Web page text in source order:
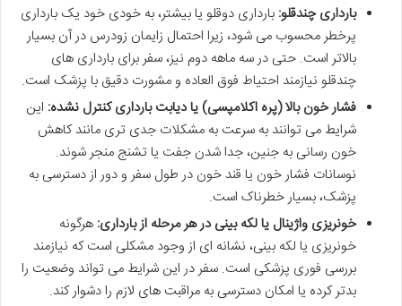
بارداری چندقلو: بارداری دوقلو یا بیشتر، به خودی خود یک بارداری
پرخطر محسوب می شود، زیرا احتمال زایمان زودرس در آن بسیار
بالاتر است. حتی در سه ماهه دوم نیز، سفر برای بارداری های
چندقلو نیازمند احتیاط فوق العاده و مشورت دقیق با پزشک است.
فشار خون بالا (پره اکلامپسی) یا دیابت بارداری کنترل نشده: این
شرایط می توانند به سرعت به مشکلات جدی تری مانند کاهش
خون رسانی به جنین، جدا شدن جفت یا تشنج منجر شوند.
نوسانات فشار خون یا قند خون در طول سفر و دور از دسترسی به
پزشک، بسیار خطرناک است.
خونریزی واژینال یا لکه بینی در هر مرحله از بارداری: هرگونه
خونریزی یا لکه بینی، نشانه ای از وجود مشکلی است که نیازمند
بررسی فوری پزشکی است. سفر در این شرایط می تواند وضعیت را
بدتر کرده یا امکان دسترسی به مراقبت های لازم را دشوار کند.